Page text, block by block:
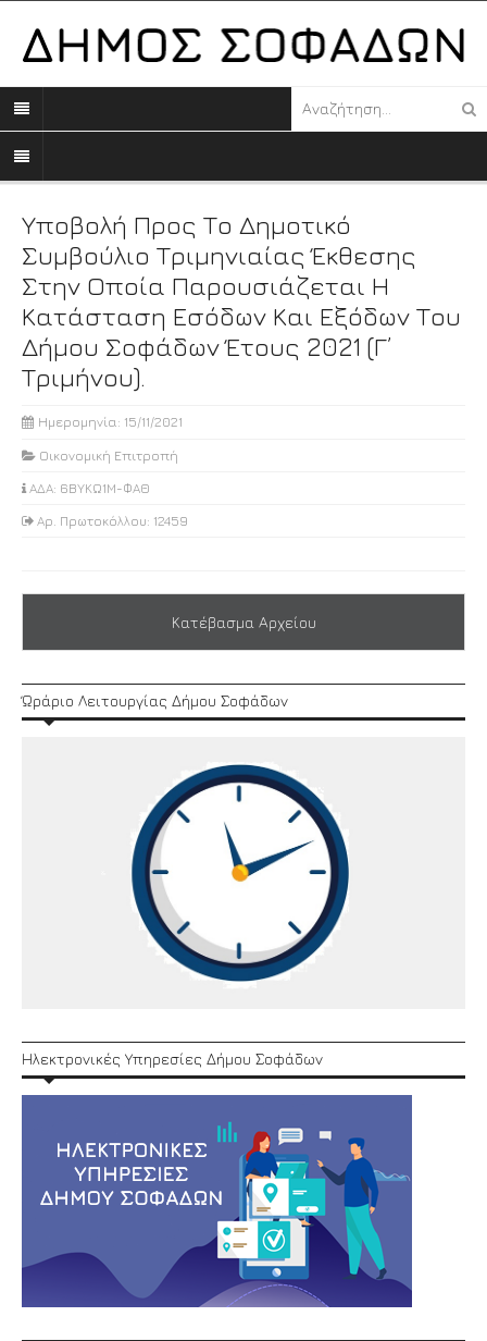
Υποβολή Προς Το Δημοτικό
Συμβούλιο Τριμηνιαίας Έκθεσης
Στην Οποία Παρουσιάζεται Η
Κατάσταση Εσόδων Και Εξόδων Του
Δήμου Σοφάδων Έτους 2021 (Γ’
Τριμήνου).
Ημερομηνία: 15/11/2021
Οικονομική Επιτροπή
ΑΔΑ: 6ΒΥΚΩ1Μ-ΦΑΘ
Αρ. Πρωτοκόλλου: 12459
Κατέβασμα Αρχείου
Ώράριο Λειτουργίας Δήμου Σοφάδων
Ηλεκτρονικές Υπηρεσίες Δήμου Σοφάδων